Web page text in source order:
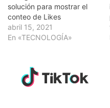
solución para mostrar el
conteo de Likes
abril 15, 2021
En «TECNOLOGÍA»